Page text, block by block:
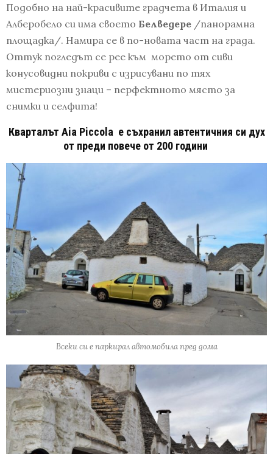
Подобно на най-красивите градчета в Италия и
Алберобело си има своето Белведере /панорамна
площадка/. Намира се в по-новата част на града.
Оттук погледът се рее към морето от сиви
конусовидни покриви с изрисувани по тях
мистериозни знаци – перфектното място за
снимки и селфита!
Кварталът Aia Piccola е съхранил автентичния си дух
от преди повече от 200 години
Всеки си е паркирал автомобила пред дома